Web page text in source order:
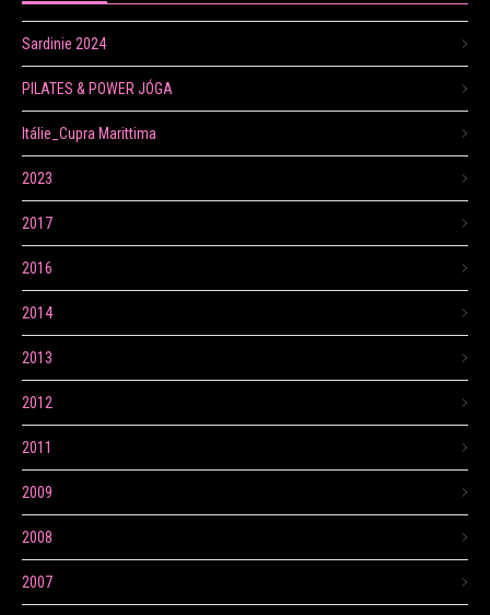
Sardinie 2024
PILATES & POWER JÓGA
Itálie_Cupra Marittima
2023
2017
2016
2014
2013
2012
2011
2009
2008
2007